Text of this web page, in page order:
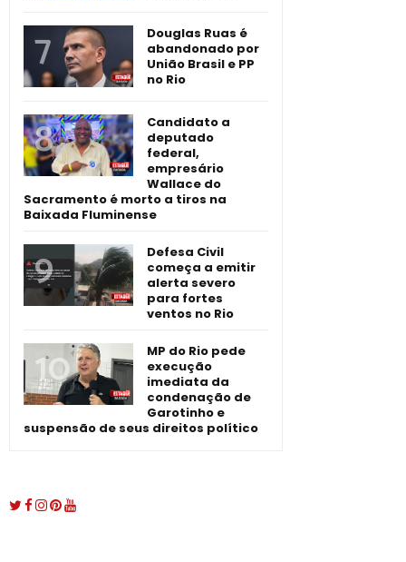
Douglas Ruas é
abandonado por
União Brasil e PP
no Rio
Candidato a
deputado
federal,
empresário
Wallace do
Sacramento é morto a tiros na
Baixada Fluminense
Defesa Civil
começa a emitir
alerta severo
para fortes
ventos no Rio
MP do Rio pede
execução
imediata da
condenação de
Garotinho e
suspensão de seus direitos político